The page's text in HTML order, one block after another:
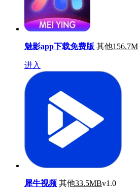
魅影app下载免费版 其他
进入
犀牛视频 其他33.5MBv1.0